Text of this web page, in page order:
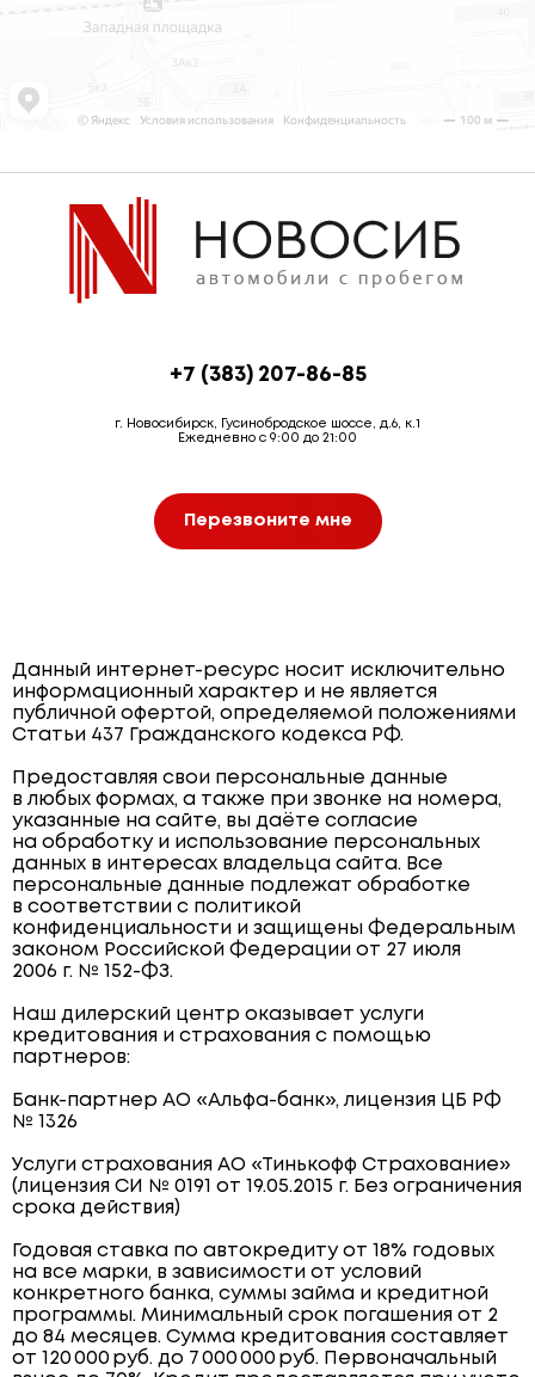
+7 (383) 207-86-85
г. Новосибирск, Гусинобродское шоссе, д.6, к.1
Ежедневно с 9:00 до 21:00
Перезвоните мне
Данный интернет-ресурс носит исключительно
информационный характер и не является
публичной офертой, определяемой положениями
Статьи 437 Гражданского кодекса РФ.
Предоставляя свои персональные данные
в любых формах, а также при звонке на номера,
указанные на сайте, вы даёте согласие
на обработку и использование персональных
данных в интересах владельца сайта. Все
персональные данные подлежат обработке
в соответствии с политикой
конфиденциальности и защищены Федеральным
законом Российской Федерации от 27 июля
2006 г. № 152-ФЗ.
Наш дилерский центр оказывает услуги
кредитования и страхования с помощью
партнеров:
Банк-партнер АО «Альфа-банк», лицензия ЦБ РФ
№ 1326
Услуги страхования АО «Тинькофф Страхование»
(лицензия СИ № 0191 от 19.05.2015 г. Без ограничения
срока действия)
Годовая ставка по автокредиту от 18% годовых
на все марки, в зависимости от условий
конкретного банка, суммы займа и кредитной
программы. Минимальный срок погашения от 2
до 84 месяцев. Сумма кредитования составляет
от 120 000 руб. до 7 000 000 руб. Первоначальный